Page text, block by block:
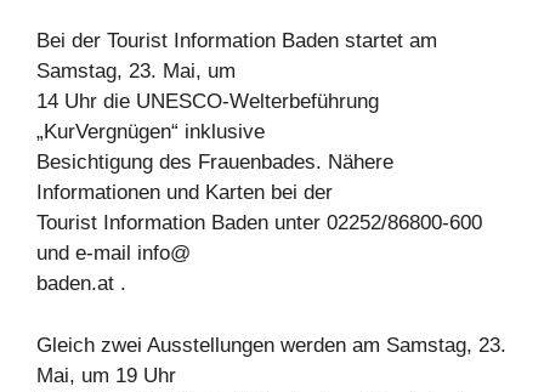
Bei der Tourist Information Baden startet am
Samstag, 23. Mai, um
14 Uhr die UNESCO-Welterbeführung
„KurVergnügen“ inklusive
Besichtigung des Frauenbades. Nähere
Informationen und Karten bei der
Tourist Information Baden unter 02252/86800-600
und e-mail info@
baden.at .
Gleich zwei Ausstellungen werden am Samstag, 23.
Mai, um 19 Uhr